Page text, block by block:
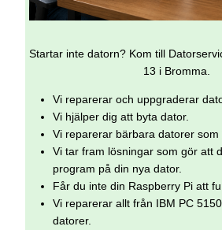
Startar inte datorn? Kom till
13 i Bromma.
Vi reparerar och uppgraderar
Vi hjälper dig att byta dator.
Vi reparerar bärbara datorer som
Vi tar fram lösningar som gör att
program på din nya dator.
Får du inte din Raspberry Pi att
Vi reparerar allt från IBM PC
datorer.